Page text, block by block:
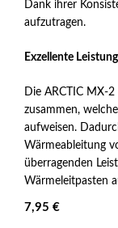
Dank ihrer
aufzutragen.
Exzellente Leistung
Die ARCTIC MX-
zusammen,
aufweisen.
Wärmeableitung
überragenden
Wärmeleitpasten
7,95 €